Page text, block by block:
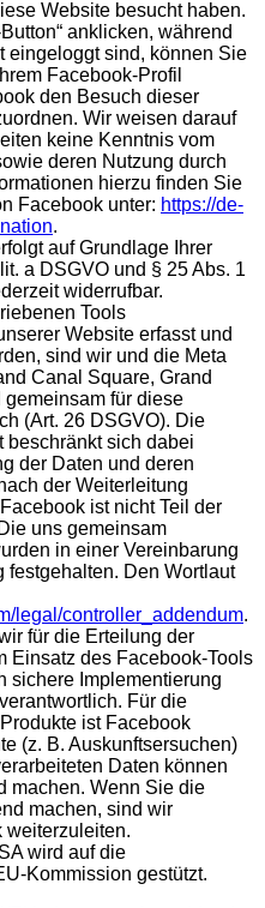
Website besucht haben.
anklicken, während
eingeloggt sind, können Sie
Facebook-Profil
den Besuch dieser
Wir weisen darauf
keine Kenntnis vom
deren Nutzung durch
hierzu finden Sie
Facebook unter: https://de-
.
auf Grundlage Ihrer
a DSGVO und § 25 Abs. 1
widerrufbar.
Tools
Website erfasst und
sind wir und die Meta
Canal Square, Grand
für diese
(Art. 26 DSGVO). Die
beschränkt sich dabei
der Daten und deren
der Weiterleitung
ist nicht Teil der
uns gemeinsam
in einer Vereinbarung
festgehalten. Den Wortlaut
legal/controller_addendum.
für die Erteilung der
Einsatz des Facebook-Tools
sichere Implementierung
Für die
ist Facebook
(z. B. Auskunftsersuchen)
Daten können
machen. Wenn Sie die
machen, sind wir
weiterzuleiten.
wird auf die
Kommission gestützt.